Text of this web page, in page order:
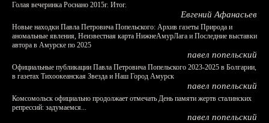
Голая вечеринка Роснано 2015г. Итог.
Евгений Афанасьев
Новые находки Павла Петровича Попельского: Архив газеты Природа и
аномальные явления, Неизвестная карта НижнеАмурЛага и Последние выставки
автора в Амурске по 2025
павел попельский
Официальные публикации Павла Петровича Попельского 2023-2025 в Болгарии,
в газетах Тихоокеанская Звезда и Наш Город Амурск
павел попельский
Комсомольск официально продолжает отмечать День памяти жертв сталинских
репрессий: задумаемся...
павел попельский